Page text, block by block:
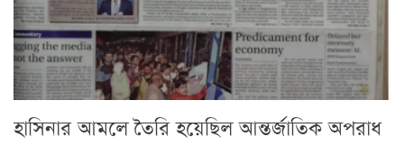
হাসিনার আমলে তৈরি হয়েছিল আন্তর্জাতিক অপরাধ